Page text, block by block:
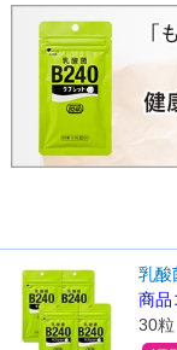
乳
商品
30